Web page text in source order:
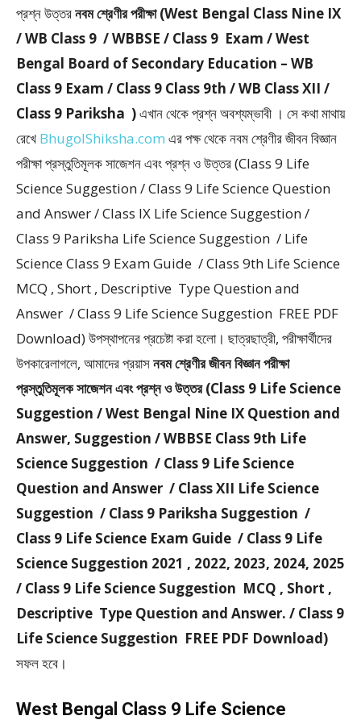
প্রশ্ন উত্তরনবম শ্রেণীর পরীক্ষা (West Bengal Class Nine IX
/ WB Class 9 / WBBSE / Class 9 Exam / West
Bengal Board of Secondary Education – WB
Class 9 Exam / Class 9 Class 9th / WB Class XII /
Class 9 Pariksha )এখান থেকে প্রশ্ন অবশ্যম্ভাবী । সে কথা মাথায়
রেখে BhugolShiksha.com এর পক্ষ থেকে নবম শ্রেণীর জীবন বিজ্ঞান
পরীক্ষা প্রস্তুতিমূলক সাজেশন এবং প্রশ্ন ও উত্তর (Class 9 Life
Science Suggestion / Class 9 Life Science Question
and Answer / Class IX Life Science Suggestion /
Class 9 Pariksha Life Science Suggestion / Life
Science Class 9 Exam Guide / Class 9th Life Science
MCQ , Short , Descriptive Type Question and
Answer / Class 9 Life Science Suggestion FREE PDF
Download) উপস্থাপনের প্রচেষ্টা করা হলাে। ছাত্রছাত্রী, পরীক্ষার্থীদের
উপকারেলাগলে, আমাদের প্রয়াসনবম শ্রেণীর জীবন বিজ্ঞান পরীক্ষা
প্রস্তুতিমূলক সাজেশন এবং প্রশ্ন ও উত্তর (Class 9 Life Science
Suggestion / West Bengal Nine IX Question and
Answer, Suggestion / WBBSE Class 9th Life
Science Suggestion / Class 9 Life Science
Question and Answer / Class XII Life Science
Suggestion / Class 9 Pariksha Suggestion /
Class 9 Life Science Exam Guide / Class 9 Life
Science Suggestion 2021 , 2022, 2023, 2024, 2025
/ Class 9 Life Science Suggestion MCQ , Short ,
Descriptive Type Question and Answer. / Class 9
Life Science Suggestion FREE PDF Download)
সফল হবে।
West Bengal Class 9 Life Science